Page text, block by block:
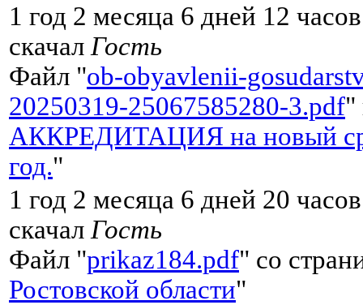
1 год 2 месяца 6 дней 12
скачал Гость
Файл "ob-obyavlenii-
20250319-25067585280-3.pdf"
АККРЕДИТАЦИЯ на новый
год."
1 год 2 месяца 6 дней 20
скачал Гость
Файл "prikaz184.pdf" со
Ростовской области"